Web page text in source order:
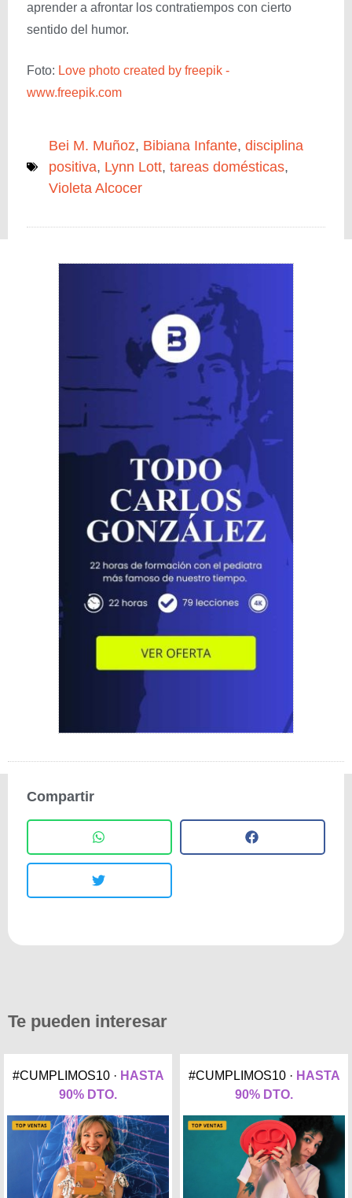
aprender a afrontar los contratiempos con cierto
sentido del humor.
Foto: Love photo created by freepik -
www.freepik.com
Bei M. Muñoz, Bibiana Infante, disciplina
positiva, Lynn Lott, tareas domésticas,
Violeta Alcocer
Compartir
Te pueden interesar
#CUMPLIMOS10 · HASTA
90% DTO.
#CUMPLIMOS10 · HASTA
90% DTO.